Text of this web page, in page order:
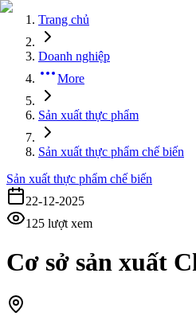
Trang chủ
Doanh nghiệp
More
Sản xuất thực phẩm
Sản xuất thực phẩm chế biến
Sản xuất thực phẩm chế biến
22-12-2025
125 lượt xem
Cơ sở sản xuất